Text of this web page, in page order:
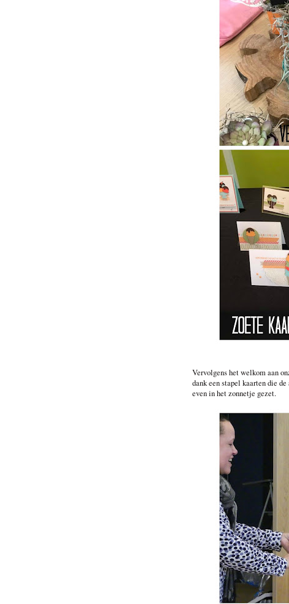
Vervolgens het welkom aan
dank een stapel kaarten die
even in het zonnetje gezet.